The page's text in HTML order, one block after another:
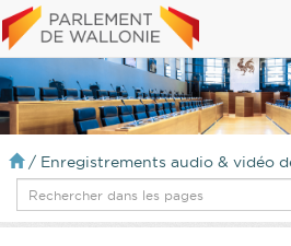
/ Enregistrements audio & vidéo